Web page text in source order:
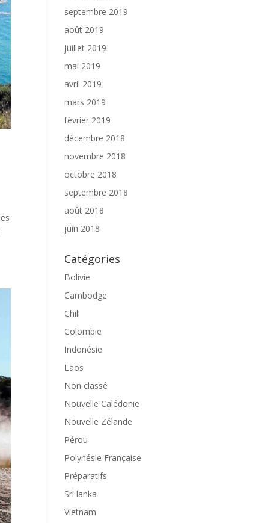
septembre 2019
août 2019
juillet 2019
mai 2019
avril 2019
mars 2019
février 2019
décembre 2018
novembre 2018
octobre 2018
septembre 2018
août 2018
juin 2018
Catégories
Bolivie
Cambodge
Chili
Colombie
Indonésie
Laos
Non classé
Nouvelle Calédonie
Nouvelle Zélande
Pérou
Polynésie Française
Préparatifs
Sri lanka
Vietnam